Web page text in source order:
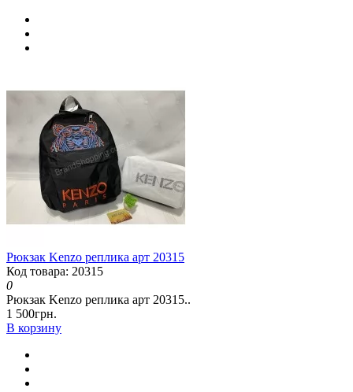
Рюкзак Kenzo реплика арт 20315
Код товара: 20315
0
Рюкзак Kenzo реплика арт 20315..
1 500грн.
В корзину